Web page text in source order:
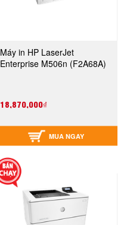
Máy in HP LaserJet
Enterprise M506n (F2A68A)
18,870,000₫
MUA NGAY